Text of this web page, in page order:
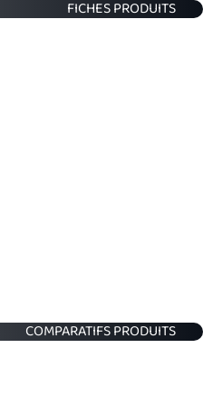
FICHES PRODUITS
COMPARATIFS PRODUITS